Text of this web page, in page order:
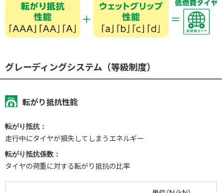
グレーディングシステム（等級制度）
転がり抵抗性能
転がり抵抗：
走行中にタイヤが損失してしまうエネルギー
転がり抵抗係数：
タイヤの荷重に対する転がり抵抗の比率